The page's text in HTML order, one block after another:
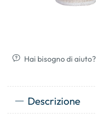
Hai bisogno di aiuto?
Descrizione